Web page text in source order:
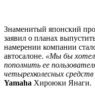
Знаменитый японский
заявил о планах
намерении компании
автосалоне. «Мы бы
пополнить ее
четырехколесных
Yamaha Хироюки Янаги.